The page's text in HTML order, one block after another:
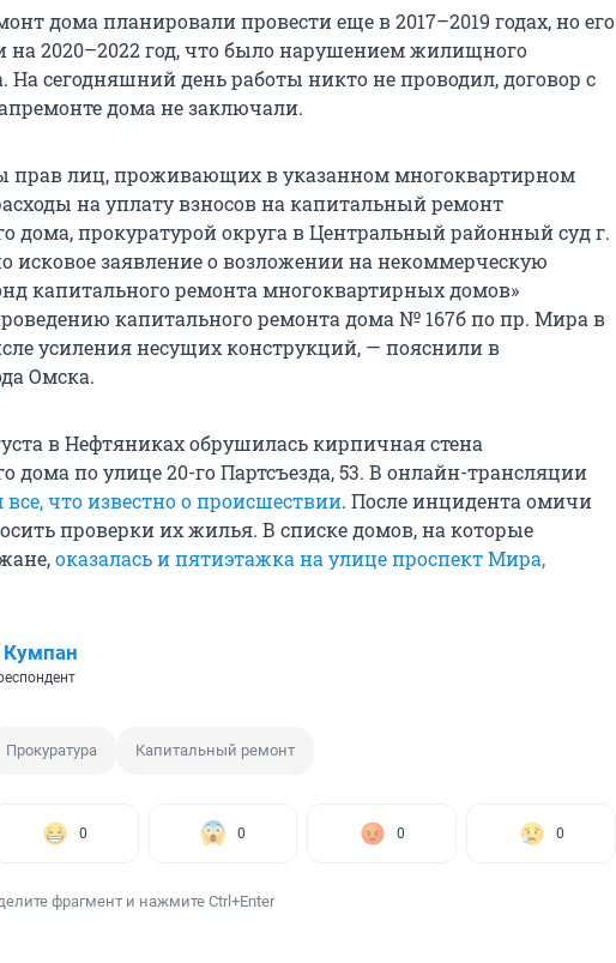
дома планировали провести еще в 2017–2019 годах, но его
на 2020–2022 год, что было нарушением жилищного
На сегодняшний день работы никто не проводил, договор с
дома не заключали.
прав лиц, проживающих в указанном многоквартирном
на уплату взносов на капитальный ремонт
дома, прокуратурой округа в Центральный районный суд г.
исковое заявление о возложении на некоммерческую
капитального ремонта многоквартирных домов»
капитального ремонта дома № 167б по пр. Мира в
усиления несущих конструкций, — пояснили в
Омска.
в Нефтяниках обрушилась кирпичная стена
дома по улице 20-го Партсъезда, 53. В онлайн-трансляции
все, что известно о происшествии. После инцидента омичи
проверки их жилья. В списке домов, на которые
оказалась и пятиэтажка на улице проспект Мира,
Кумпан
Прокуратура Капитальный ремонт
0 0 0 0
фрагмент и нажмите Ctrl+Enter